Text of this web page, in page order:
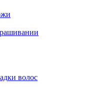
волос